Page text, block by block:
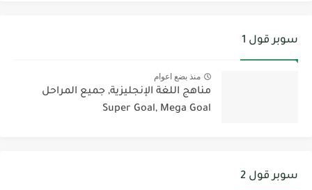
سوبر قول 1
منذ بضع اعوام
مناهج اللغة الإنجليزية, جميع المراحل
Super Goal, Mega Goal
سوبر قول 2